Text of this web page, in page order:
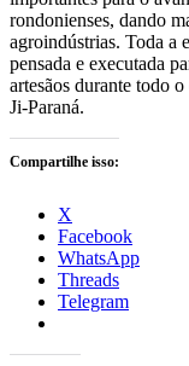
rondonienses, dando
agroindústrias. Toda a
pensada e executada
artesãos durante todo
Ji-Paraná.
Compartilhe isso:
X
Facebook
WhatsApp
Threads
Telegram